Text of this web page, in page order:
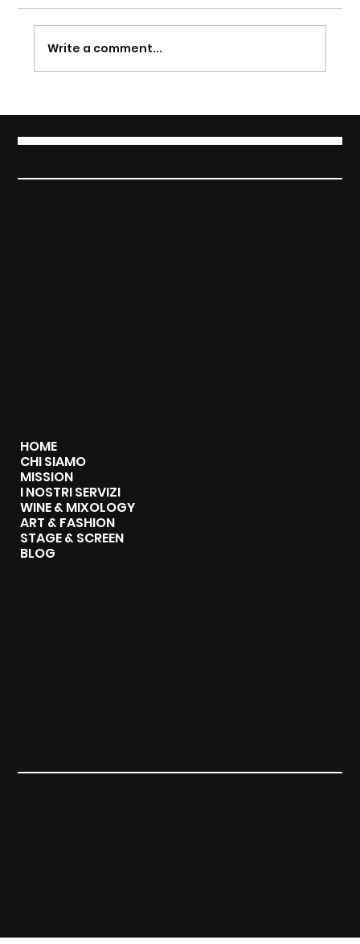
debutta al Vinitaly 2025
Write a comment...
HOME
CHI SIAMO
MISSION
I NOSTRI SERVIZI
WINE & MIXOLOGY
ART & FASHION
STAGE & SCREEN
BLOG